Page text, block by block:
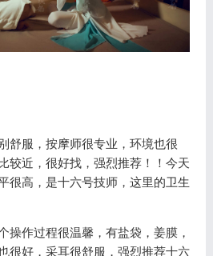
舒服，按摩师很专业，环境也很
较近，很好找，强烈推荐！！今天
很高，是十六号技师，这里的卫生
操作过程很温馨，有盐袋，姜膜，
很好，采耳很舒服，强烈推荐十六